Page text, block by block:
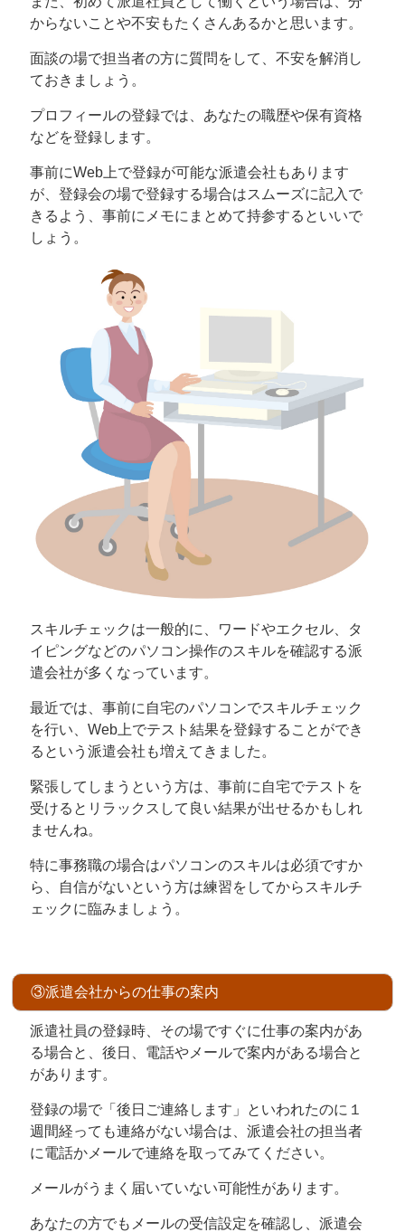
からないことや不安もたくさんあるかと思います。
面談の場で担当者の方に質問をして、不安を解消し
ておきましょう。
プロフィールの登録では、あなたの職歴や保有資格
などを登録します。
事前にWeb上で登録が可能な派遣会社もあります
が、登録会の場で登録する場合はスムーズに記入で
きるよう、事前にメモにまとめて持参するといいで
しょう。
スキルチェックは一般的に、ワードやエクセル、タ
イピングなどのパソコン操作のスキルを確認する派
遣会社が多くなっています。
最近では、事前に自宅のパソコンでスキルチェック
を行い、Web上でテスト結果を登録することができ
るという派遣会社も増えてきました。
緊張してしまうという方は、事前に自宅でテストを
受けるとリラックスして良い結果が出せるかもしれ
ませんね。
特に事務職の場合はパソコンのスキルは必須ですか
ら、自信がないという方は練習をしてからスキルチ
ェックに臨みましょう。
③派遣会社からの仕事の案内
派遣社員の登録時、その場ですぐに仕事の案内があ
る場合と、後日、電話やメールで案内がある場合と
があります。
登録の場で「後日ご連絡します」といわれたのに１
週間経っても連絡がない場合は、派遣会社の担当者
に電話かメールで連絡を取ってみてください。
メールがうまく届いていない可能性があります。
あなたの方でもメールの受信設定を確認し、派遣会